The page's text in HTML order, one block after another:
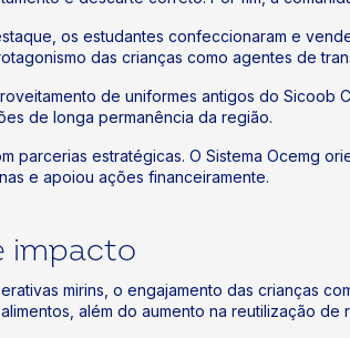
os estudantes confeccionaram e
das crianças como agentes de
de uniformes antigos do
de longa permanência da região.
parcerias estratégicas. O Sistema Ocemg
e apoiou ações financeiramente.
impacto
mirins, o engajamento das crianças
além do aumento na reutilização de